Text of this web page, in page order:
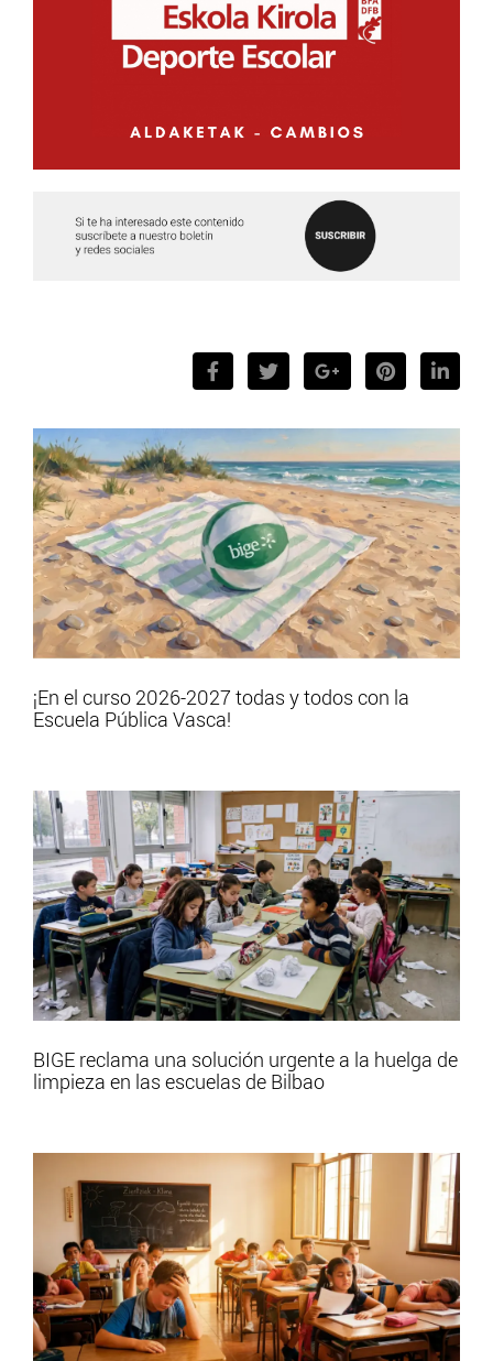
¡En el curso 2026-2027 todas y todos con la
Escuela Pública Vasca!
BIGE reclama una solución urgente a la huelga de
limpieza en las escuelas de Bilbao